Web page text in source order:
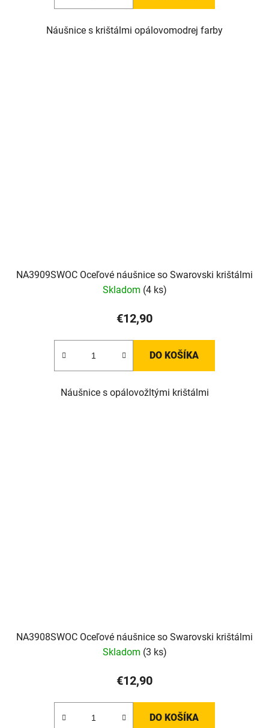
Náušnice s krištálmi opálovomodrej farby
NA3909SWOC Oceľové náušnice so Swarovski krištálmi
Skladom (4 ks)
€12,90
DO KOŠÍKA
Náušnice s opálovožltými krištálmi
NA3908SWOC Oceľové náušnice so Swarovski krištálmi
Skladom (3 ks)
€12,90
DO KOŠÍKA